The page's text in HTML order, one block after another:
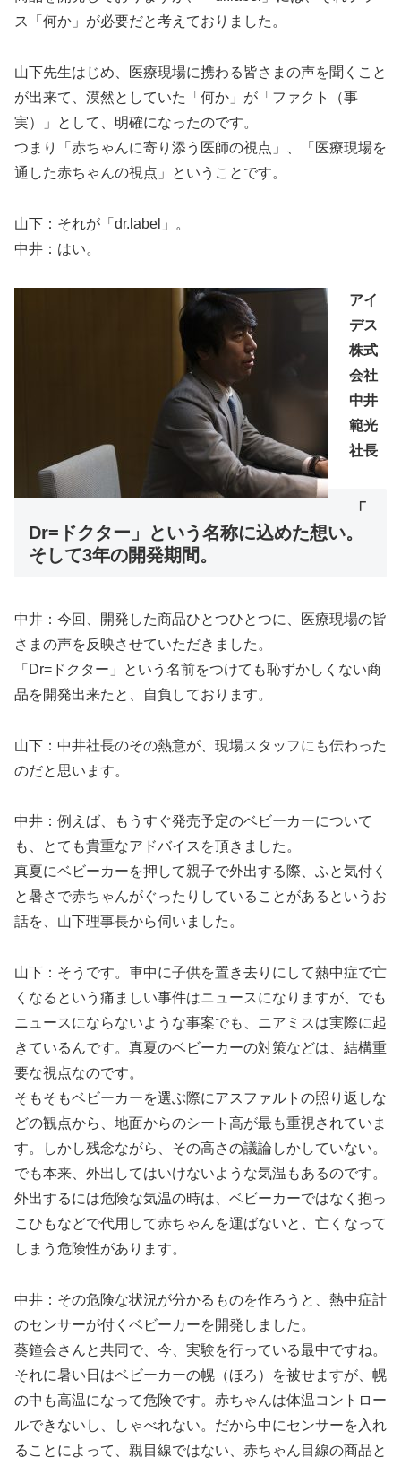
ス「何か」が必要だと考えておりました。
山下先生はじめ、医療現場に携わる皆さまの声を聞くこと
が出来て、漠然としていた「何か」が「ファクト（事
実）」として、明確になったのです。
つまり「赤ちゃんに寄り添う医師の視点」、「医療現場を
通した赤ちゃんの視点」ということです。
山下：それが「dr.label」。
中井：はい。
アイ
デス
株式
会社
中井
範光
社長
「
Dr=ドクター」という名称に込めた想い。
そして3年の開発期間。
中井：今回、開発した商品ひとつひとつに、医療現場の皆
さまの声を反映させていただきました。
「Dr=ドクター」という名前をつけても恥ずかしくない商
品を開発出来たと、自負しております。
山下：中井社長のその熱意が、現場スタッフにも伝わった
のだと思います。
中井：例えば、もうすぐ発売予定のベビーカーについて
も、とても貴重なアドバイスを頂きました。
真夏にベビーカーを押して親子で外出する際、ふと気付く
と暑さで赤ちゃんがぐったりしていることがあるというお
話を、山下理事長から伺いました。
山下：そうです。車中に子供を置き去りにして熱中症で亡
くなるという痛ましい事件はニュースになりますが、でも
ニュースにならないような事案でも、ニアミスは実際に起
きているんです。真夏のベビーカーの対策などは、結構重
要な視点なのです。
そもそもベビーカーを選ぶ際にアスファルトの照り返しな
どの観点から、地面からのシート高が最も重視されていま
す。しかし残念ながら、その高さの議論しかしていない。
でも本来、外出してはいけないような気温もあるのです。
外出するには危険な気温の時は、ベビーカーではなく抱っ
こひもなどで代用して赤ちゃんを運ばないと、亡くなって
しまう危険性があります。
中井：その危険な状況が分かるものを作ろうと、熱中症計
のセンサーが付くベビーカーを開発しました。
葵鐘会さんと共同で、今、実験を行っている最中ですね。
それに暑い日はベビーカーの幌（ほろ）を被せますが、幌
の中も高温になって危険です。赤ちゃんは体温コントロー
ルできないし、しゃべれない。だから中にセンサーを入れ
ることによって、親目線ではない、赤ちゃん目線の商品と